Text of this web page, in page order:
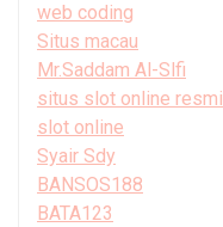
web coding
Situs macau
Mr.Saddam Al-Slfi
situs slot online resmi
slot online
Syair Sdy
BANSOS188
BATA123